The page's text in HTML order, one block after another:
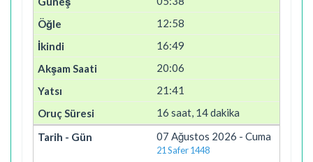
12:58
16:49
20:06
21:41
16 saat, 14 dakika
07 Ağustos 2026 - Cuma
21 Safer 1448